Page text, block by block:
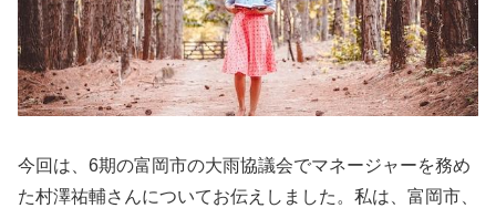
今回は、6期の富岡市の大雨協議会でマネージャーを務め
た村澤祐輔さんについてお伝えしました。私は、富岡市、